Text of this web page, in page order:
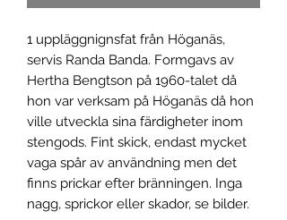
1 uppläggnignsfat från Höganäs,
servis Randa Banda. Formgavs av
Hertha Bengtson på 1960-talet då
hon var verksam på Höganäs då hon
ville utveckla sina färdigheter inom
stengods. Fint skick, endast mycket
vaga spår av användning men det
finns prickar efter bränningen. Inga
nagg, sprickor eller skador, se bilder.